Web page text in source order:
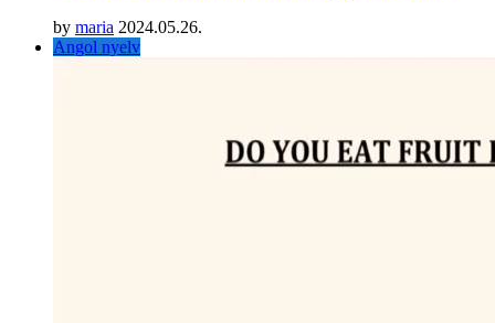
by maria 2024.05.26.
Angol nyelv